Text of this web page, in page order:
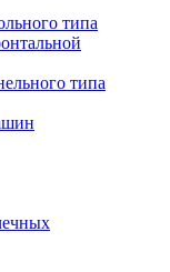
типа
типа